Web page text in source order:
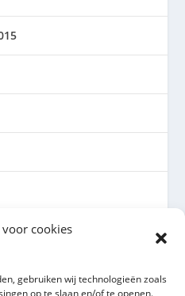
cookies
gebruiken wij technologieën zoals